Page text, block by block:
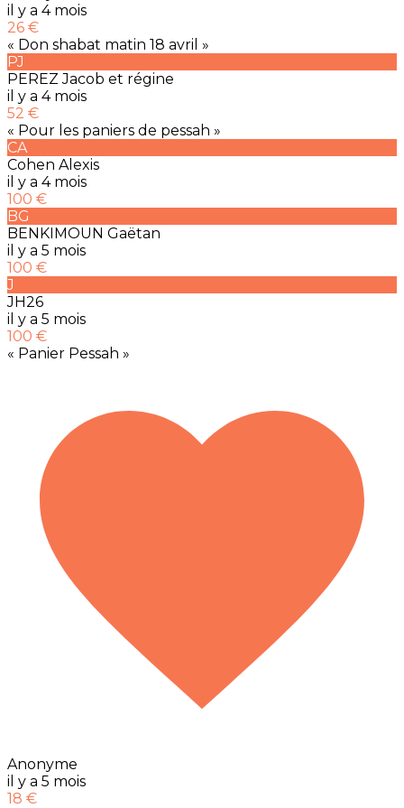
il y a 4 mois
26 €
« Don shabat matin 18 avril »
PJ
PEREZ Jacob et régine
il y a 4 mois
52 €
« Pour les paniers de pessah »
CA
Cohen Alexis
il y a 4 mois
100 €
BG
BENKIMOUN Gaëtan
il y a 5 mois
100 €
J
JH26
il y a 5 mois
100 €
« Panier Pessah »
Anonyme
il y a 5 mois
18 €